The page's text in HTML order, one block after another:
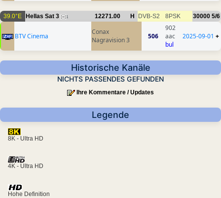
39.0°E Hellas Sat 3 1 12271.00 H DVB-S2 8PSK 30000 5/6
BTV Cinema
Conax
Nagravision 3
506
902
aac
bul
2025-09-01 +
Historische Kanäle
NICHTS PASSENDES GEFUNDEN
Ihre Kommentare / Updates
Legende
8K - Ultra HD
4K - Ultra HD
Hohe Definition